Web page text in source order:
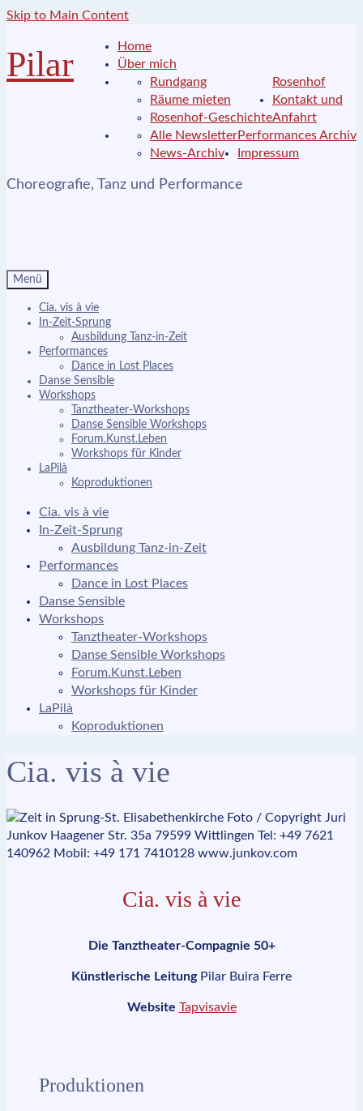
Skip to Main Content
Home
Über mich
Rosenhof
Rundgang
Räume mieten
Rosenhof-Geschichte
Kontakt und
Anfahrt
Performances Archiv
Alle Newsletter
News-Archiv
Impressum
Pilar
Choreografie, Tanz und Performance
Menü
Cia. vis à vie
In-Zeit-Sprung
Ausbildung Tanz-in-Zeit
Performances
Dance in Lost Places
Danse Sensible
Workshops
Tanztheater-Workshops
Danse Sensible Workshops
Forum.Kunst.Leben
Workshops für Kinder
LaPilà
Koproduktionen
Cia. vis à vie
In-Zeit-Sprung
Ausbildung Tanz-in-Zeit
Performances
Dance in Lost Places
Danse Sensible
Workshops
Tanztheater-Workshops
Danse Sensible Workshops
Forum.Kunst.Leben
Workshops für Kinder
LaPilà
Koproduktionen
Cia. vis à vie
Cia. vis à vie
Die Tanztheater-Compagnie 50+
Künstlerische LeitungPilar Buira Ferre
Website Tapvisavie
Produktionen